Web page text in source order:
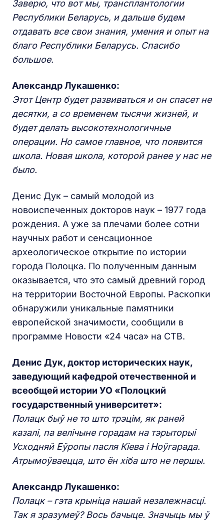
Заверю, что вот мы, трансплантологии
Республики Беларусь, и дальше будем
отдавать все свои знания, умения и опыт на
благо Республики Беларусь. Спасибо
большое.
Александр Лукашенко:
Этот Центр будет развиваться и он спасет не
десятки, а со временем тысячи жизней, и
будет делать высокотехнологичные
операции. Но самое главное, что появится
школа. Новая школа, которой ранее у нас не
было.
Денис Дук – самый молодой из
новоиспеченных докторов наук – 1977 года
рождения. А уже за плечами более сотни
научных работ и сенсационное
археологическое открытие по истории
города Полоцка. По полученным данным
оказывается, что это самый древний город
на территории Восточной Европы. Раскопки
обнаружили уникальные памятники
европейской значимости, сообщили в
программе Новости «24 часа» на СТВ.
Денис Дук, доктор исторических наук,
заведующий кафедрой отечественной и
всеобщей истории УО «Полоцкий
государственный университет»:
Полацк быў не то што трэцім, як раней
казалі, па велічыне горадам на тэрыторыі
Усходняй Еўропы пасля Кіева і Ноўгарада.
Атрымоўваецца, што ён хіба што не першы.
Александр Лукашенко:
Полацк– гэта крыніца нашай незалежнасці.
Так я зразумеў? Вось бачыце. Значыць мы ў